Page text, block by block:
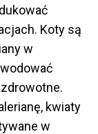
Koty są
w
kwiaty
w